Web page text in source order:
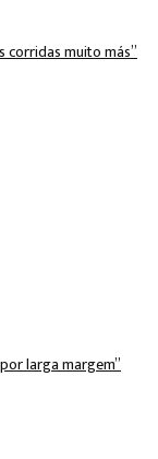
corridas muito más”
larga margem”